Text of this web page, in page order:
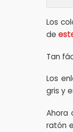
Los
de
Tan
Los
gris y
Ahora
ratón